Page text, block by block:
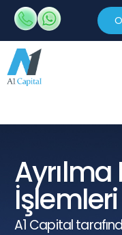
Ayrılma
İşlemleri
A1 Capital